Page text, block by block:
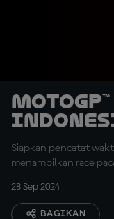
Siapkan pencatat
menampilkan race
28 Sep 2024
BAGIKAN